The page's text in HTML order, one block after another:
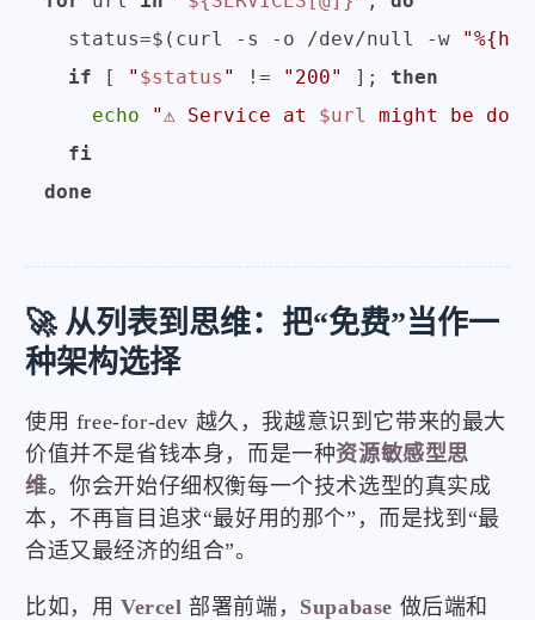
  status=$(curl -s -o /dev/null -w
if [ " $status " != "200" ]; then
echo
"⚠️ Service at $url
might be
fi
done
🚀 从列表到思维：把“免费”当作一
种架构选择
使用 free-for-dev 越久，我越意识到它带来的最大
价值并不是省钱本身，而是一种资源敏感型思
维。你会开始仔细权衡每一个技术选型的真实成
本，不再盲目追求“最好用的那个”，而是找到“最
合适又最经济的组合”。
比如，用 Vercel 部署前端， Supabase 做后端和